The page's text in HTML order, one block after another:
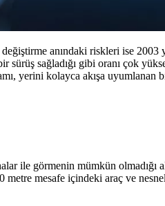
anındaki riskleri ise 2003
sağladığı gibi oranı çok
yerini kolayca akışa
ile görmenin mümkün
metre mesafe içindeki araç ve